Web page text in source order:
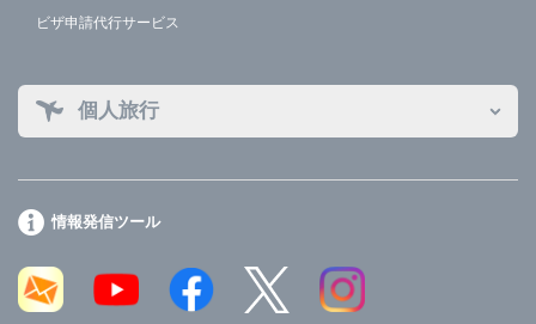
ビザ申請代行サービス
個人旅行
情報発信ツール